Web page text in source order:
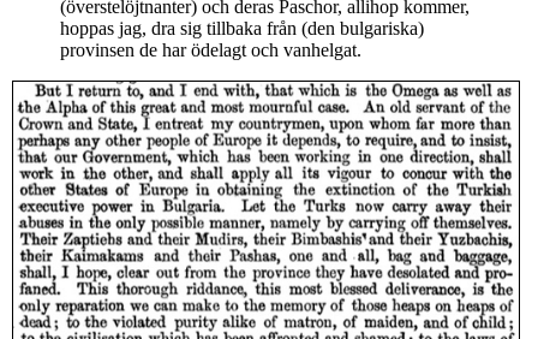
(överstelöjtnanter) och deras Paschor, allihop kommer,
hoppas jag, dra sig tillbaka från (den bulgariska)
provinsen de har ödelagt och vanhelgat.